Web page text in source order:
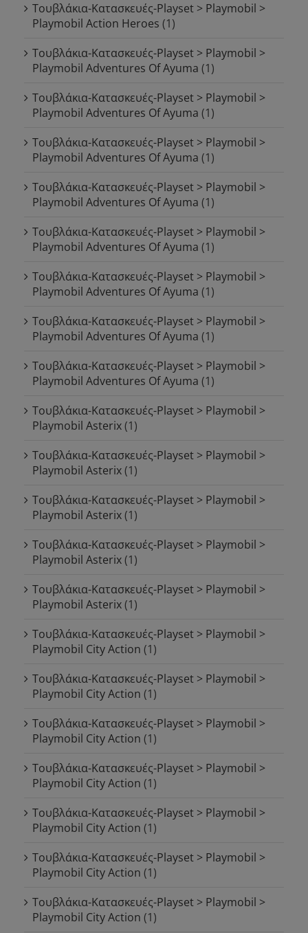
Τουβλάκια-Κατασκευές-Playset > Playmobil >
Playmobil Action Heroes (1)
Τουβλάκια-Κατασκευές-Playset > Playmobil >
Playmobil Adventures Of Ayuma (1)
Τουβλάκια-Κατασκευές-Playset > Playmobil >
Playmobil Adventures Of Ayuma (1)
Τουβλάκια-Κατασκευές-Playset > Playmobil >
Playmobil Adventures Of Ayuma (1)
Τουβλάκια-Κατασκευές-Playset > Playmobil >
Playmobil Adventures Of Ayuma (1)
Τουβλάκια-Κατασκευές-Playset > Playmobil >
Playmobil Adventures Of Ayuma (1)
Τουβλάκια-Κατασκευές-Playset > Playmobil >
Playmobil Adventures Of Ayuma (1)
Τουβλάκια-Κατασκευές-Playset > Playmobil >
Playmobil Adventures Of Ayuma (1)
Τουβλάκια-Κατασκευές-Playset > Playmobil >
Playmobil Adventures Of Ayuma (1)
Τουβλάκια-Κατασκευές-Playset > Playmobil >
Playmobil Asterix(1)
Τουβλάκια-Κατασκευές-Playset > Playmobil >
Playmobil Asterix(1)
Τουβλάκια-Κατασκευές-Playset > Playmobil >
Playmobil Asterix(1)
Τουβλάκια-Κατασκευές-Playset > Playmobil >
Playmobil Asterix(1)
Τουβλάκια-Κατασκευές-Playset > Playmobil >
Playmobil Asterix(1)
Τουβλάκια-Κατασκευές-Playset > Playmobil >
Playmobil City Action (1)
Τουβλάκια-Κατασκευές-Playset > Playmobil >
Playmobil City Action (1)
Τουβλάκια-Κατασκευές-Playset > Playmobil >
Playmobil City Action (1)
Τουβλάκια-Κατασκευές-Playset > Playmobil >
Playmobil City Action (1)
Τουβλάκια-Κατασκευές-Playset > Playmobil >
Playmobil City Action (1)
Τουβλάκια-Κατασκευές-Playset > Playmobil >
Playmobil City Action (1)
Τουβλάκια-Κατασκευές-Playset > Playmobil >
Playmobil City Action (1)